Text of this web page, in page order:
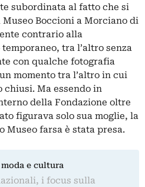
subordinata al fatto che si
Museo Boccioni a Morciano di
contrario alla
tra l’altro senza
con qualche fotografia
momento tra l’altro in cui
Ma essendo in
della Fondazione oltre
figurava solo sua moglie, la
Museo farsa è stata presa.
e cultura
i focus sulla